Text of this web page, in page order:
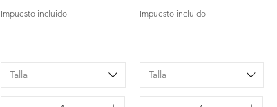
Impuesto incluido
Talla
Impuesto incluido
Talla